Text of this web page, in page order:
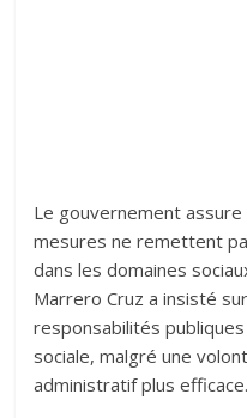
Le gouvernement
mesures ne remettent
dans les domaines
Marrero Cruz a insisté
responsabilités
sociale, malgré une
administratif plus efficace.